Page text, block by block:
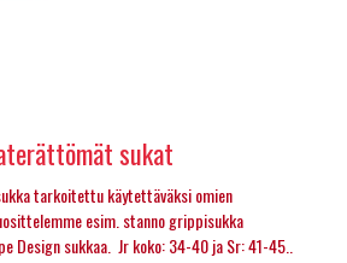
sukat
tarkoitettu käytettäväksi omien
esim. stanno grippisukka
Design sukkaa. Jr koko: 34-40 ja Sr: 41-45..